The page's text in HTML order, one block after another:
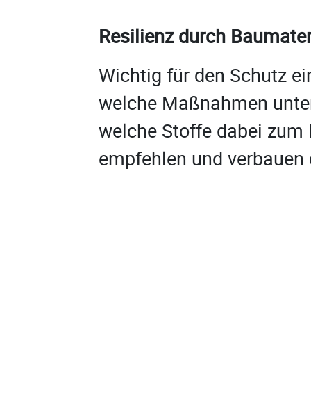
Resilienz durch
Wichtig für den Schutz
welche Maßnahmen
welche Stoffe dabei
empfehlen und